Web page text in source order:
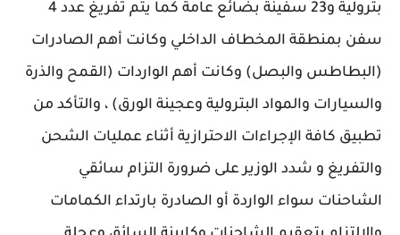
بترولية و23 سفينة بضائع عامة كما يتم تفريغ عدد 4
سفن بمنطقة المخطاف الداخلي وكانت أهم الصادرات
(البطاطس والبصل) وكانت أهم الواردات (القمح والذرة
والسيارات والمواد البترولية وعجينة الورق) ، والتأكد من
تطبيق كافة الإجراءات الاحترازية أثناء عمليات الشحن
والتفريغ و شدد الوزير على ضرورة التزام سائقي
الشاحنات سواء الواردة أو الصادرة بارتداء الكمامات